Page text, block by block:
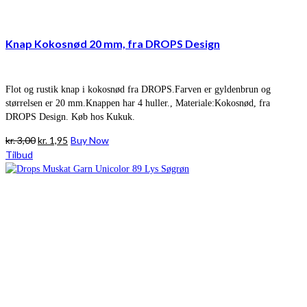
Knap Kokosnød 20 mm, fra DROPS Design
Flot og rustik knap i kokosnød fra DROPS.Farven er gyldenbrun og
størrelsen er 20 mm.Knappen har 4 huller., Materiale:Kokosnød, fra
DROPS Design. Køb hos Kukuk.
kr.3,00Den
pris
kr. 1,95 Den
pris
Buy Now
Tilbud